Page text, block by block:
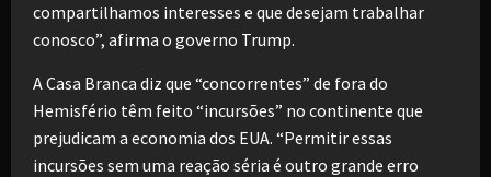
compartilhamos interesses e que desejam trabalhar
conosco”, afirma o governo Trump.
A Casa Branca diz que “concorrentes” de fora do
Hemisfério têm feito “incursões” no continente que
prejudicam a economia dos EUA. “Permitir essas
incursões sem uma reação séria é outro grande erro